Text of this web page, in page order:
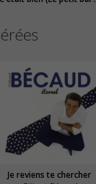
Je reviens te chercher